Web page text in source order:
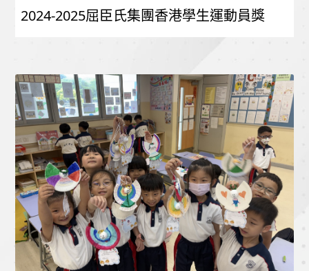
2024-2025屈臣氏集團香港學生運動員獎